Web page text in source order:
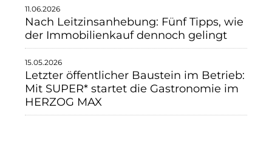
11.06.2026
Nach Leitzinsanhebung: Fünf Tipps, wie
der Immobilienkauf dennoch gelingt
15.05.2026
Letzter öffentlicher Baustein im Betrieb:
Mit SUPER* startet die Gastronomie im
HERZOG MAX